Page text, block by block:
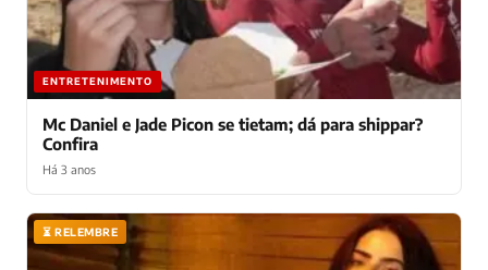
ENTRETENIMENTO
Mc Daniel e Jade Picon se tietam; dá para shippar?
Confira
Há 3 anos
⏳ RELEMBRE